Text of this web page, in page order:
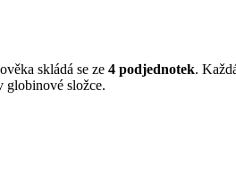
skládá se ze 4 podjednotek.
globinové složce.